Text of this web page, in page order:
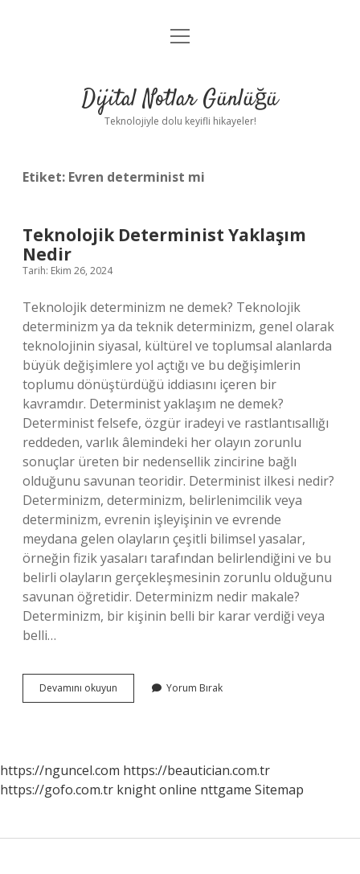
Anasayfa
Yasal Uyarı
menüyü
Dijital Notlar Günlüğü
Teknolojiyle dolu keyifli hikayeler!
Etiket: Evren determinist mi
Teknolojik Determinist Yaklaşım
Nedir
Tarih: Ekim 26, 2024
Teknolojik determinizm ne demek? Teknolojik
determinizm ya da teknik determinizm, genel olarak
teknolojinin siyasal, kültürel ve toplumsal alanlarda
büyük değişimlere yol açtığı ve bu değişimlerin
toplumu dönüştürdüğü iddiasını içeren bir
kavramdır. Determinist yaklaşım ne demek?
Determinist felsefe, özgür iradeyi ve rastlantısallığı
reddeden, varlık âlemindeki her olayın zorunlu
sonuçlar üreten bir nedensellik zincirine bağlı
olduğunu savunan teoridir. Determinist ilkesi nedir?
Determinizm, determinizm, belirlenimcilik veya
determinizm, evrenin işleyişinin ve evrende
meydana gelen olayların çeşitli bilimsel yasalar,
örneğin fizik yasaları tarafından belirlendiğini ve bu
belirli olayların gerçekleşmesinin zorunlu olduğunu
savunan öğretidir. Determinizm nedir makale?
Determinizm, bir kişinin belli bir karar verdiği veya
belli…
Devamını okuyun Teknolojik
Determinist
Yorum Bırak
https://nguncel.com https://beautician.com.tr
https://gofo.com.tr knight online nttgame Sitemap